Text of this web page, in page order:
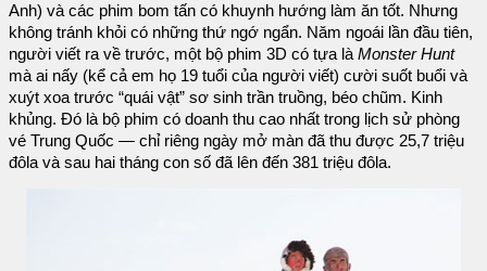
Anh) và các phim bom tấn có khuynh hướng làm ăn tốt. Nhưng
không tránh khỏi có những thứ ngớ ngẩn. Năm ngoái lần đầu tiên,
người viết ra về trước, một bộ phim 3D có tựa là Monster Hunt
mà ai nấy (kể cả em họ 19 tuổi của người viết) cười suốt buổi và
xuýt xoa trước “quái vật” sơ sinh trần truồng, béo chũm. Kinh
khủng. Đó là bộ phim có doanh thu cao nhất trong lịch sử phòng
vé Trung Quốc — chỉ riêng ngày mở màn đã thu được 25,7 triệu
đôla và sau hai tháng con số đã lên đến 381 triệu đôla.